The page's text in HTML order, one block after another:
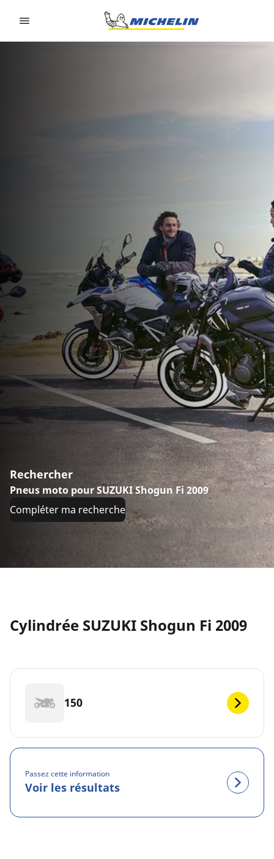
Rechercher
Pneus moto pour SUZUKI Shogun Fi 2009
Compléter ma recherche
Cylindrée SUZUKI Shogun Fi 2009
150
Passez cette information
Voir les résultats